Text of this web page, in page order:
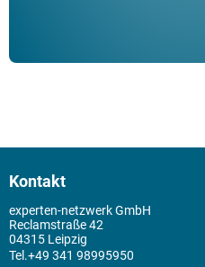
Kontakt
experten-netzwerk GmbH
Reclamstraße 42
04315 Leipzig
+49 341 98995950